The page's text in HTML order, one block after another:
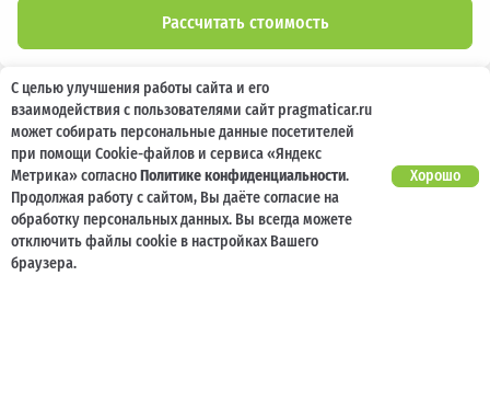
Рассчитать стоимость
Карьера
Кузовной ремонт
Спецпредложения
Услуги
Страхование
Кредитование
Блог
Программа лояльности
Карта сайта
С целью улучшения работы сайта и его
взаимодействия с пользователями сайт pragmaticar.ru
может собирать персональные данные посетителей
при помощи Cookie-файлов и сервиса «Яндекс
Метрика» согласноПолитике конфиденциальности.
Продолжая работу с сайтом, Вы даёте согласие на
обработку персональных данных. Вы всегда можете
отключить файлы cookie в настройках Вашего
браузера.
Хорошо